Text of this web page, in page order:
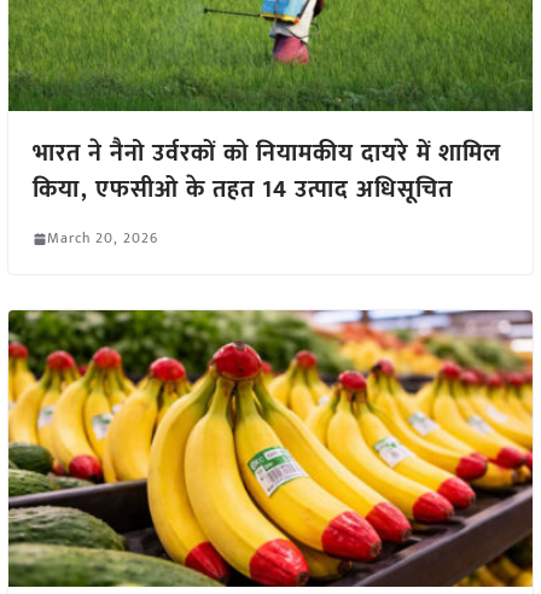
भारत ने नैनो उर्वरकों को नियामकीय दायरे में शामिल
किया, एफसीओ के तहत 14 उत्पाद अधिसूचित
March 20, 2026